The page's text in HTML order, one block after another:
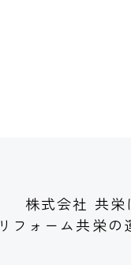
株式会社 共栄
リフォーム共栄